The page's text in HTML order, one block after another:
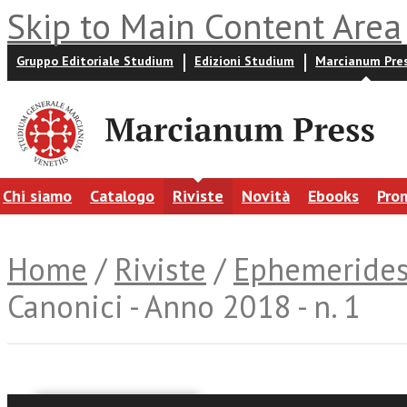
Skip to Main Content Area
Gruppo Editoriale Studium Edizioni Studium Marcianum
Chi siamo Catalogo Riviste Novità Ebooks
Home / Riviste /
Canonici - Anno 2018 - n. 1